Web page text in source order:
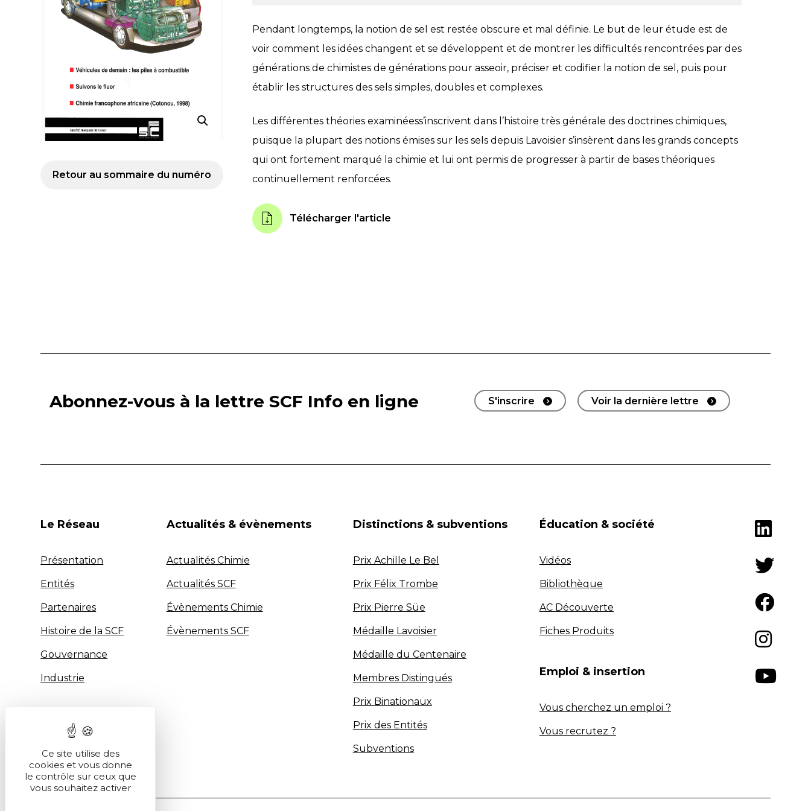
Retour au sommaire du numéro
Pendant longtemps, la notion de sel est restée obscure et mal définie. Le but de leur étude est de
voir comment les idées changent et se développent et de montrer les difficultés rencontrées par des
générations de chimistes de générations pour asseoir, préciser et codifier la notion de sel, puis pour
établir les structures des sels simples, doubles et complexes.
Les différentes théories examinéess’inscrivent dans l’histoire très générale des doctrines chimiques,
puisque la plupart des notions émises sur les sels depuis Lavoisier s’insèrent dans les grands concepts
qui ont fortement marqué la chimie et lui ont permis de progresser à partir de bases théoriques
continuellement renforcées.
Télécharger l'article
Abonnez-vous à la lettre SCF Info en ligne S'inscrire Voir la dernière lettre
Le Réseau
Présentation
Entités
Partenaires
Histoire de la SCF
Gouvernance
Industrie
Actualités & évènements
Actualités Chimie
Actualités SCF
Évènements Chimie
Évènements SCF
Distinctions & subventions
Prix Achille Le Bel
Prix Félix Trombe
Prix Pierre Süe
Médaille Lavoisier
Médaille du Centenaire
Membres Distingués
Prix Binationaux
Prix des Entités
Subventions
Éducation & société
Vidéos
Bibliothèque
AC Découverte
Fiches Produits
Emploi & insertion
Vous cherchez un emploi ?
Vous recrutez ?
Ce site utilise des
cookies et vous donne
le contrôle sur ceux que
vous souhaitez activer